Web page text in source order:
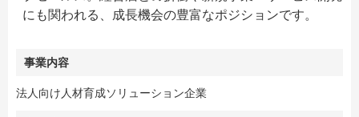
にも関われる、成長機会の豊富なポジションです。
事業内容
法人向け人材育成ソリューション企業